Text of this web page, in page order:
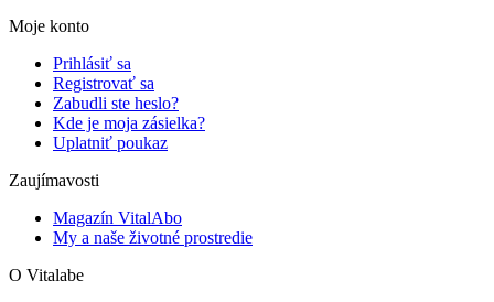
Moje konto
Prihlásiť sa
Registrovať sa
Zabudli ste heslo?
Kde je moja zásielka?
Uplatniť poukaz
Zaujímavosti
Magazín VitalAbo
My a naše životné prostredie
O Vitalabe